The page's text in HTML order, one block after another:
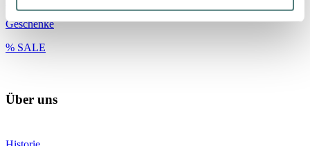
Geschenke
% SALE
Über uns